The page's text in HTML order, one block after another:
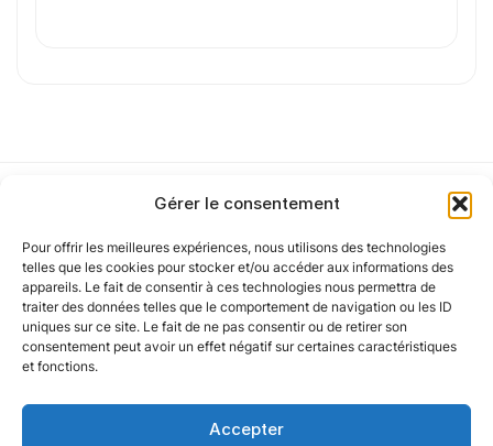
Gérer le consentement
Pour offrir les meilleures expériences, nous utilisons des technologies
telles que les cookies pour stocker et/ou accéder aux informations des
appareils. Le fait de consentir à ces technologies nous permettra de
traiter des données telles que le comportement de navigation ou les ID
uniques sur ce site. Le fait de ne pas consentir ou de retirer son
consentement peut avoir un effet négatif sur certaines caractéristiques
et fonctions.
Accepter
Cet article a été partiellement rédigé à l’aide d’une intelligence artificielle et
vérifié par un auteur humain.
Notre politique
Nos agences
Nos autres marques